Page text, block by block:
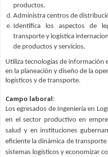
productos.
Administra centros de
Identifica los aspectos de
transporte y logística
de productos y servicios.
Utiliza tecnologías de información
en la planeación y diseño de la
logísticos y de transporte.
Campo laboral:
Los egresados de Ingeniería en
en el sector productivo en
salud y en instituciones
eficiente la dinámica de
sistemas logísticos y economizar